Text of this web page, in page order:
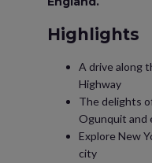
Highlights
A drive along
Highway
The delights
Ogunquit and
Explore New
city